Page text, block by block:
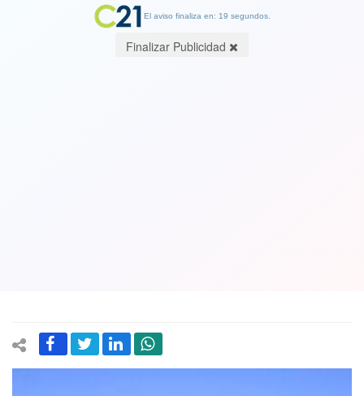
El aviso finaliza en: 19 segundos.
Finalizar Publicidad